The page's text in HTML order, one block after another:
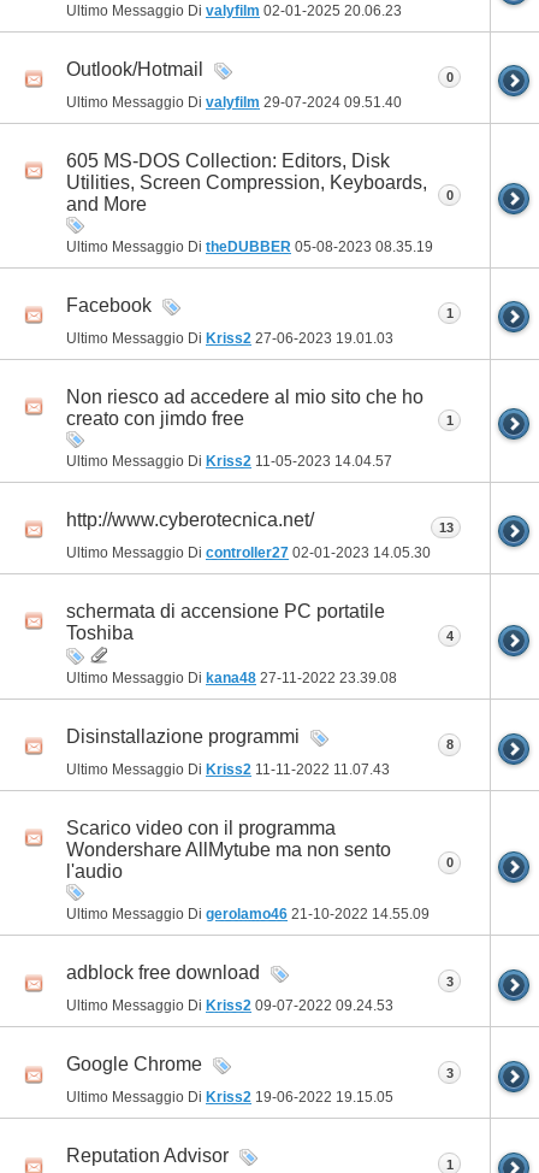
Ultimo Messaggio Di valyfilm 02-01-2025 20.06.23
Outlook/Hotmail
Ultimo Messaggio Di valyfilm 29-07-2024 09.51.40
0
605 MS-DOS Collection: Editors, Disk
Utilities, Screen Compression, Keyboards,
and More
Ultimo Messaggio Di theDUBBER 05-08-2023 08.35.19
0
Facebook
Ultimo Messaggio Di Kriss2 27-06-2023 19.01.03
1
Non riesco ad accedere al mio sito che ho
creato con jimdo free
Ultimo Messaggio Di Kriss2 11-05-2023 14.04.57
1
http://www.cyberotecnica.net/
Ultimo Messaggio Di controller27 02-01-2023 14.05.30
13
schermata di accensione PC portatile
Toshiba
Ultimo Messaggio Di kana48 27-11-2022 23.39.08
4
Disinstallazione programmi
Ultimo Messaggio Di Kriss2 11-11-2022 11.07.43
8
Scarico video con il programma
Wondershare AllMytube ma non sento
l'audio
Ultimo Messaggio Di gerolamo46 21-10-2022 14.55.09
0
adblock free download
Ultimo Messaggio Di Kriss2 09-07-2022 09.24.53
3
Google Chrome
Ultimo Messaggio Di Kriss2 19-06-2022 19.15.05
3
Reputation Advisor 1